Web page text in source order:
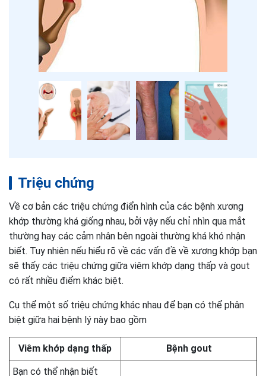
Triệu chứng
Về cơ bản các triệu chứng điển hình của các bệnh xương
khớp thường khá giống nhau, bởi vậy nếu chỉ nhìn qua mắt
thường hay các cảm nhân bên ngoài thường khá khó nhận
biết. Tuy nhiên nếu hiểu rõ về các vấn đề về xương khớp bạn
sẽ thấy các triệu chứng giữa viêm khớp dạng thấp và gout
có rất nhiều điểm khác biệt.
Cụ thể một số triệu chứng khác nhau để bạn có thể phân
biệt giữa hai bệnh lý này bao gồm
Viêm khớp dạng thấp Bệnh gout
Bạn có thể nhận biết